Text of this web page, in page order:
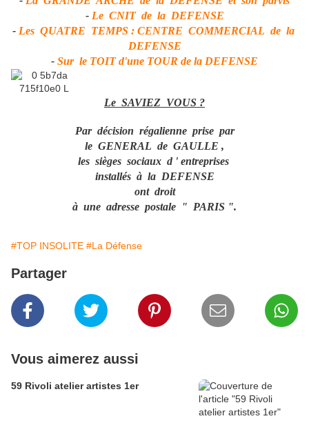
- Le CNIT de la DEFENSE
- Les QUATRE TEMPS : CENTRE COMMERCIAL de la
DEFENSE
- Sur le TOIT d'une TOUR de la DEFENSE
Le SAVIEZ VOUS ?
Par décision régalienne prise par
le GENERAL de GAULLE ,
les sièges sociaux d ' entreprises
installés à la DEFENSE
ont droit
à une adresse postale " PARIS ".
#TOP INSOLITE #La Défense
Partager
Vous aimerez aussi
59 Rivoli atelier artistes 1er